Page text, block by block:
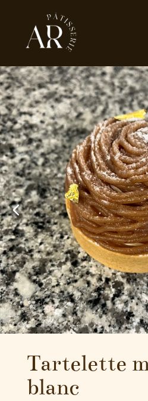
Tartelette
blanc